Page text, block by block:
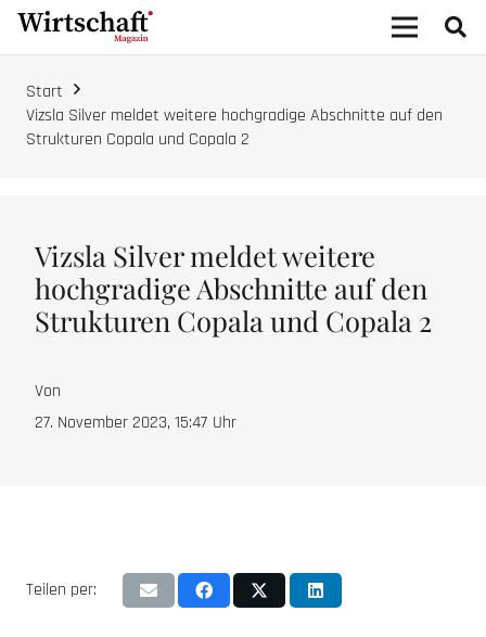
Start
Vizsla Silver meldet weitere hochgradige Abschnitte auf den
Strukturen Copala und Copala 2
Vizsla Silver meldet weitere
hochgradige Abschnitte auf den
Strukturen Copala und Copala 2
Von
27. November 2023, 15:47 Uhr
Teilen per: